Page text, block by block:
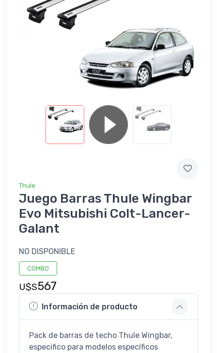
Thule
Juego Barras Thule Wingbar
Evo Mitsubishi Colt-Lancer-
Galant
NO DISPONIBLE
COMBO
U$S567
Información de producto
Pack de barras de techo Thule Wingbar,
especifico para modelos específicos